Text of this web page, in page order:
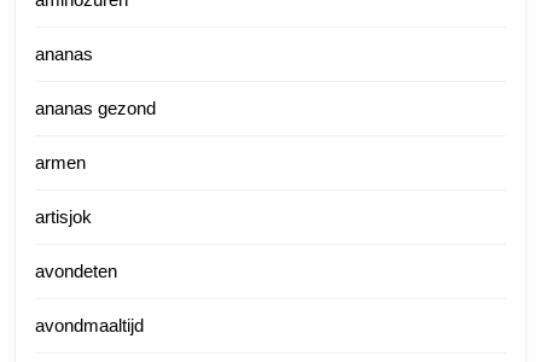
ananas
ananas gezond
armen
artisjok
avondeten
avondmaaltijd